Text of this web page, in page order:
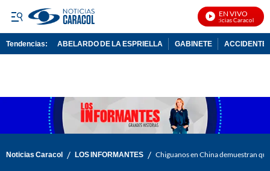
EN VIVO
Noticias Caracol En
Tendencias: ABELARDO DE LA ESPRIELLA GABINETE ACCIDENTE
Noticias Caracol / LOS INFORMANTES / Chiguanos en China demuestran